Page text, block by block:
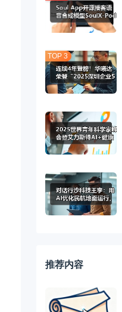
推荐内容